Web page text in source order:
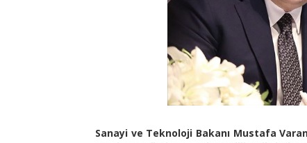
Sanayi ve Teknoloji Bakanı Mustafa